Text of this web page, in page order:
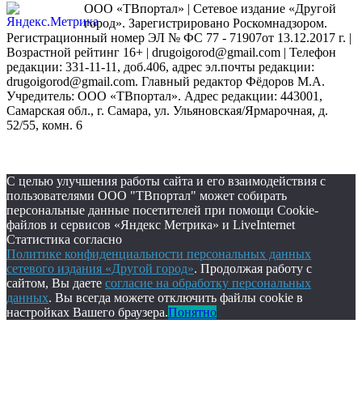
ООО «ТВпортал» | Сетевое издание «Другой
город». Зарегистрировано Роскомнадзором.
Регистрационный номер ЭЛ № ФС 77 - 71907от 13.12.2017 г. |
Возрастной рейтинг 16+ | drugoigorod@gmail.com | Телефон
редакции: 331-11-11, доб.406, адрес эл.почты редакции:
drugoigorod@gmail.com. Главный редактор Фёдоров М.А.
Учредитель: ООО «ТВпортал». Адрес редакции: 443001,
Самарская обл., г. Самара, ул. Ульяновская/Ярмарочная, д.
52/55, комн. 6
С целью улучшения работы сайта и его взаимодействия с
пользователями ООО "ТВпортал" может собирать
персональные данные посетителей при помощи Cookie-
файлов и сервисов «Яндекс Метрика» и LiveInternet
Статистика согласно
Политике конфиденциальности персональных данных
сетевого издания «Другой город». Продолжая работу с
сайтом, Вы даете согласие на обработку персональных
данных. Вы всегда можете отключить файлы cookie в
настройках Вашего браузера.Понятно